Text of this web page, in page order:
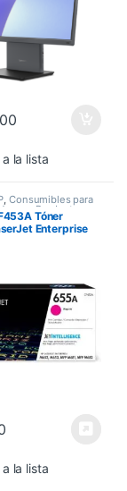
la lista
,Consumibles para
Productos
,Toner Original
Tóner
Enterprise
la lista